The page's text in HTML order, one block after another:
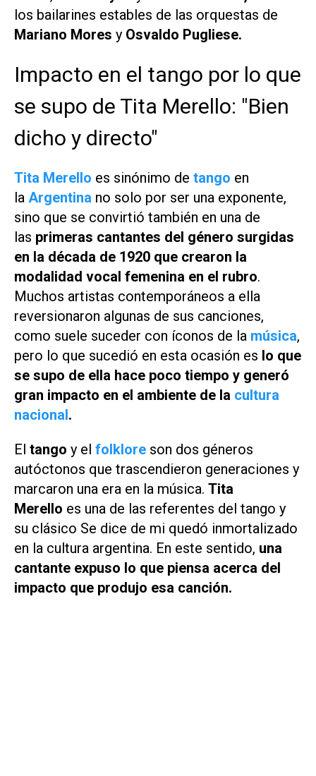
los bailarines estables de las orquestas de
Mariano Mores y Osvaldo Pugliese.
Impacto en el tango por lo que
se supo de Tita Merello: "Bien
dicho y directo"
Tita Merello es sinónimo de tango en
la Argentina no solo por ser una exponente,
sino que se convirtió también en una de
las primeras cantantes del género surgidas
en la década de 1920 que crearon la
modalidad vocal femenina en el rubro.
Muchos artistas contemporáneos a ella
reversionaron algunas de sus canciones,
como suele suceder con íconos de la música,
pero lo que sucedió en esta ocasión es lo que
se supo de ella hace poco tiempo y generó
gran impacto en el ambiente de la cultura
nacional .
El tango y el folklore son dos géneros
autóctonos que trascendieron generaciones y
marcaron una era en la música. Tita
Merello es una de las referentes del tango y
su clásico Se dice de mi quedó inmortalizado
en la cultura argentina. En este sentido, una
cantante expuso lo que piensa acerca del
impacto que produjo esa canción.